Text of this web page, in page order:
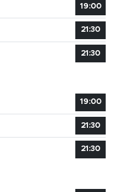
19:00
21:30
21:30
19:00
21:30
21:30